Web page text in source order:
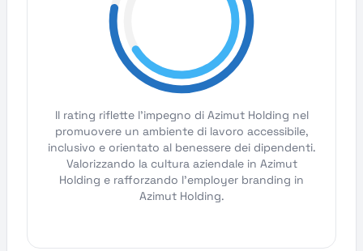
Il rating riflette l'impegno di Azimut Holding nel
promuovere un ambiente di lavoro accessibile,
inclusivo e orientato al benessere dei dipendenti.
Valorizzando la cultura aziendale in Azimut
Holding e rafforzando l'employer branding in
Azimut Holding.